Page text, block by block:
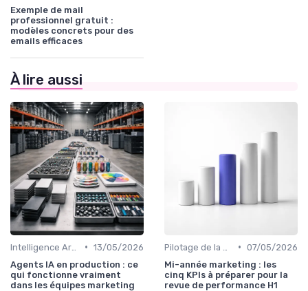
Exemple de mail
professionnel gratuit :
modèles concrets pour des
emails efficaces
À lire aussi
• 13/05/2026
Agents IA en production : ce
qui fonctionne vraiment
dans les équipes marketing
• 07/05/2026
Mi-année marketing : les
cinq KPIs à préparer pour la
revue de performance H1